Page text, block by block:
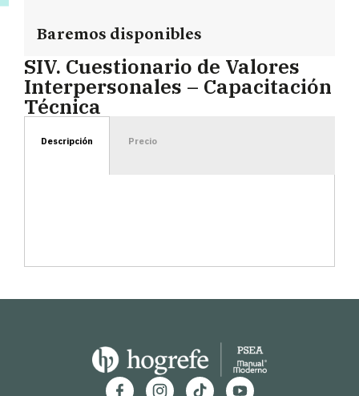
Baremos disponibles
SIV. Cuestionario de Valores
Interpersonales – Capacitación
Técnica
Descripción Precio